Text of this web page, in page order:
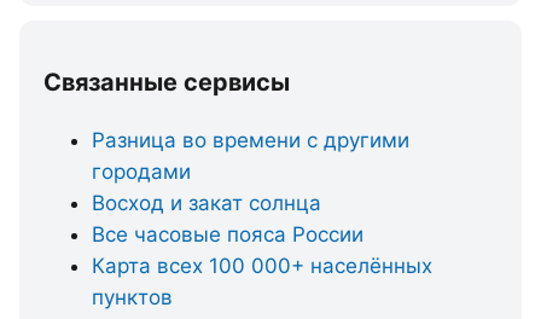
Связанные сервисы
Разница во времени с другими
городами
Восход и закат солнца
Все часовые пояса России
Карта всех 100 000+ населённых
пунктов